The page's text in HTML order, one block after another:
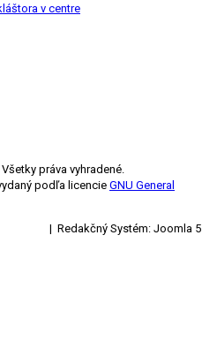
v centre
práva vyhradené.
podľa licencie GNU General
| Redakčný Systém: Joomla 5